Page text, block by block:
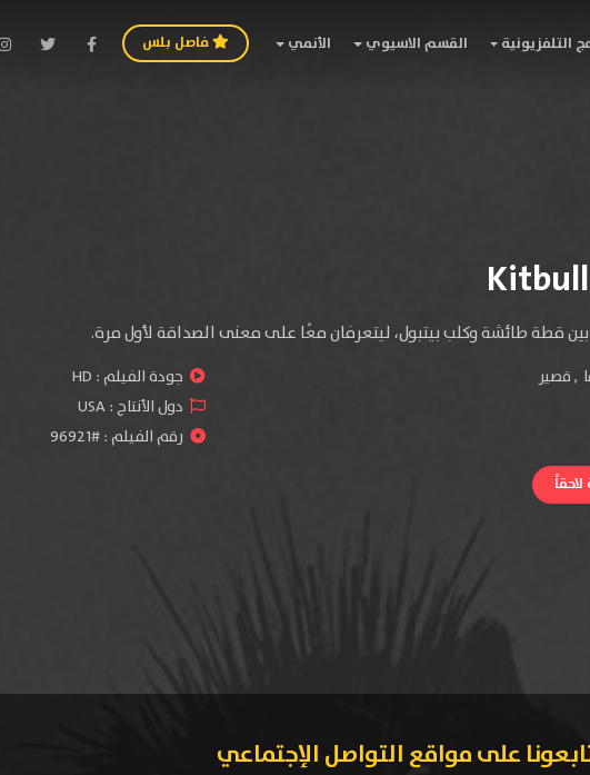
التلفزيونية القسم الاسيوي الأنمي فاصل بلس
قطة طائشة وكلب بيتبول، ليتعرفان معًا على معنى الصداقة لأول مرة.
,قصير جودة الفيلم : HD
دول الأنتاج :USA
رقم الفيلم : #96921
على مواقع التواصل الإجتماعي